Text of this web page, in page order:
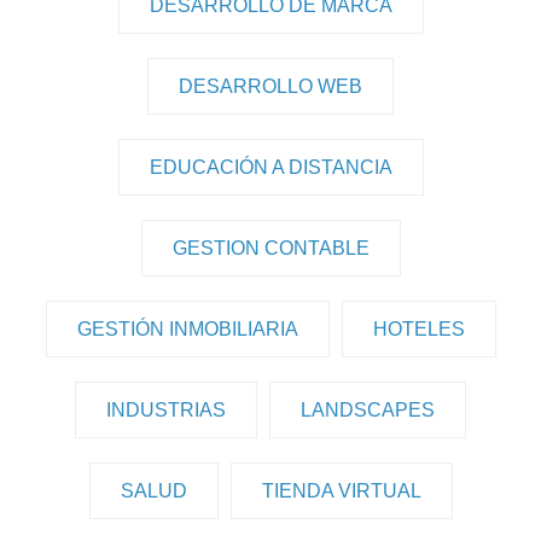
DESARROLLO DE MARCA
DESARROLLO WEB
EDUCACIÓN A DISTANCIA
GESTION CONTABLE
GESTIÓN INMOBILIARIA HOTELES
INDUSTRIAS LANDSCAPES
SALUD TIENDA VIRTUAL